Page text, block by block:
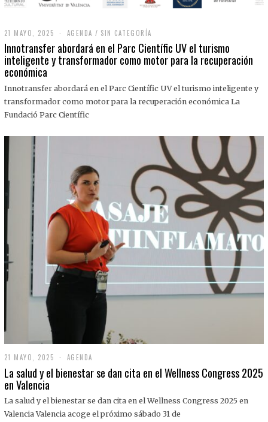
21 MAYO, 2025
M
A
Y
,
0
2
AGENDA / SIN CATEGORÍA
Innotransfer abordará en el Parc Científic UV el turismo
inteligente y transformador como motor para la recuperación
económica
Innotransfer abordará en el Parc Científic UV el turismo inteligente y
transformador como motor para la recuperación económica La
Fundació Parc Científic
21 MAYO, 2025
1
M
O
,
AGENDA
La salud y el bienestar se dan cita en el Wellness Congress 2025
en Valencia
La salud y el bienestar se dan cita en el Wellness Congress 2025 en
Valencia Valencia acoge el próximo sábado 31 de